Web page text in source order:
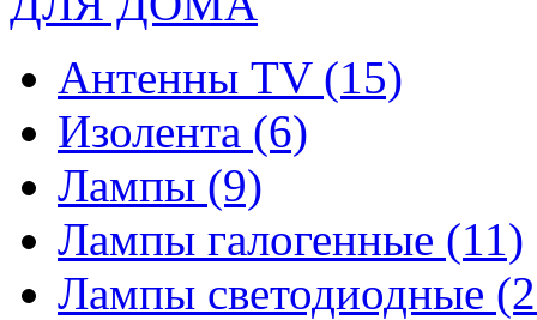
Антенны TV (15)
Изолента (6)
Лампы (9)
Лампы галогенные (11)
Лампы светодиодные